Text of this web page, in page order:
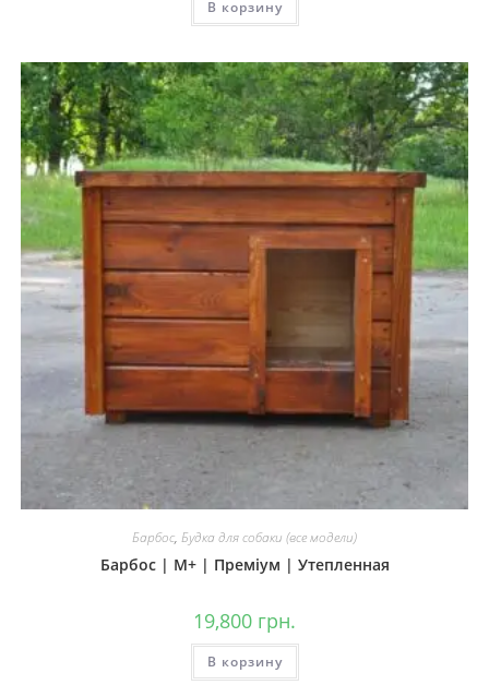
В корзину
Барбос, Будка для собаки (все модели)
Барбос | М+ | Преміум | Утепленная
19,800 грн.
В корзину